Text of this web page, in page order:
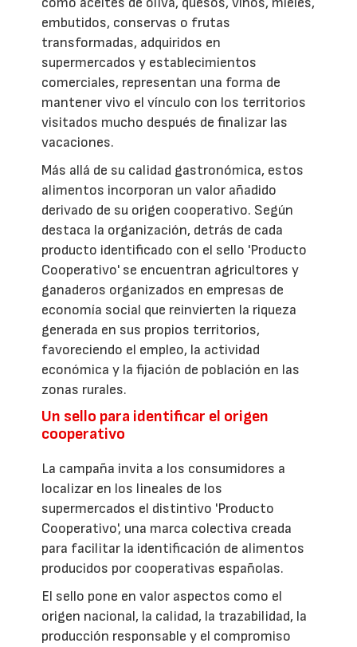
embutidos, conservas o frutas
transformadas, adquiridos en
supermercados y establecimientos
comerciales, representan una forma de
mantener vivo el vínculo con los territorios
visitados mucho después de finalizar las
vacaciones.
Más allá de su calidad gastronómica, estos
alimentos incorporan un valor añadido
derivado de su origen cooperativo. Según
destaca la organización, detrás de cada
producto identificado con el sello 'Producto
Cooperativo' se encuentran agricultores y
ganaderos organizados en empresas de
economía social que reinvierten la riqueza
generada en sus propios territorios,
favoreciendo el empleo, la actividad
económica y la fijación de población en las
zonas rurales.
Un sello para identificar el origen
cooperativo
La campaña invita a los consumidores a
localizar en los lineales de los
supermercados el distintivo 'Producto
Cooperativo', una marca colectiva creada
para facilitar la identificación de alimentos
producidos por cooperativas españolas.
El sello pone en valor aspectos como el
origen nacional, la calidad, la trazabilidad, la
producción responsable y el compromiso